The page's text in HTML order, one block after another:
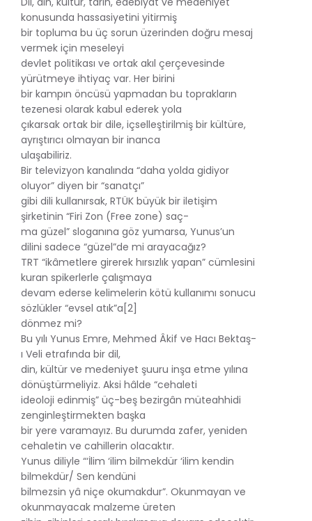
konusunda hassasiyetini yitirmiş
bir topluma bu üç sorun üzerinden doğru mesaj
vermek için meseleyi
devlet politikası ve ortak akıl çerçevesinde
yürütmeye ihtiyaç var. Her birini
bir kampın öncüsü yapmadan bu toprakların
tezenesi olarak kabul ederek yola
çıkarsak ortak bir dile, içselleştirilmiş bir kültüre,
ayrıştırıcı olmayan bir inanca
ulaşabiliriz.
Bir televizyon kanalında “daha yolda gidiyor
oluyor” diyen bir “sanatçı”
gibi dili kullanırsak, RTÜK büyük bir iletişim
şirketinin “Firi Zon (Free zone) saç-
ma güzel” sloganına göz yumarsa, Yunus’un
dilini sadece “güzel”de mi arayacağız?
TRT “ikâmetlere girerek hırsızlık yapan” cümlesini
kuran spikerlerle çalışmaya
devam ederse kelimelerin kötü kullanımı sonucu
sözlükler “evsel atık”a[2]
dönmez mi?
Bu yılı Yunus Emre, Mehmed Âkif ve Hacı Bektaş-
ı Veli etrafında bir dil,
din, kültür ve medeniyet şuuru inşa etme yılına
dönüştürmeliyiz. Aksi hâlde “cehaleti
ideoloji edinmiş” üç-beş bezirgân müteahhidi
zenginleştirmekten başka
bir yere varamayız. Bu durumda zafer, yeniden
cehaletin ve cahillerin olacaktır.
Yunus diliyle “‘İlim ‘ilim bilmekdür ‘ilim kendin
bilmekdür/ Sen kendüni
bilmezsin yâ niçe okumakdur”. Okunmayan ve
okunmayacak malzeme üreten